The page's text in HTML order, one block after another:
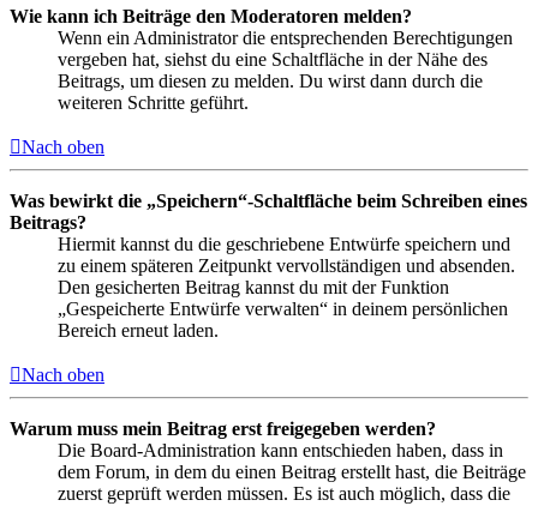
Wie kann ich Beiträge den Moderatoren melden?
Wenn ein Administrator die entsprechenden Berechtigungen
vergeben hat, siehst du eine Schaltfläche in der Nähe des
Beitrags, um diesen zu melden. Du wirst dann durch die
weiteren Schritte geführt.
Nach oben
Was bewirkt die „Speichern“-Schaltfläche beim Schreiben eines
Beitrags?
Hiermit kannst du die geschriebene Entwürfe speichern und
zu einem späteren Zeitpunkt vervollständigen und absenden.
Den gesicherten Beitrag kannst du mit der Funktion
„Gespeicherte Entwürfe verwalten“ in deinem persönlichen
Bereich erneut laden.
Nach oben
Warum muss mein Beitrag erst freigegeben werden?
Die Board-Administration kann entschieden haben, dass in
dem Forum, in dem du einen Beitrag erstellt hast, die Beiträge
zuerst geprüft werden müssen. Es ist auch möglich, dass die